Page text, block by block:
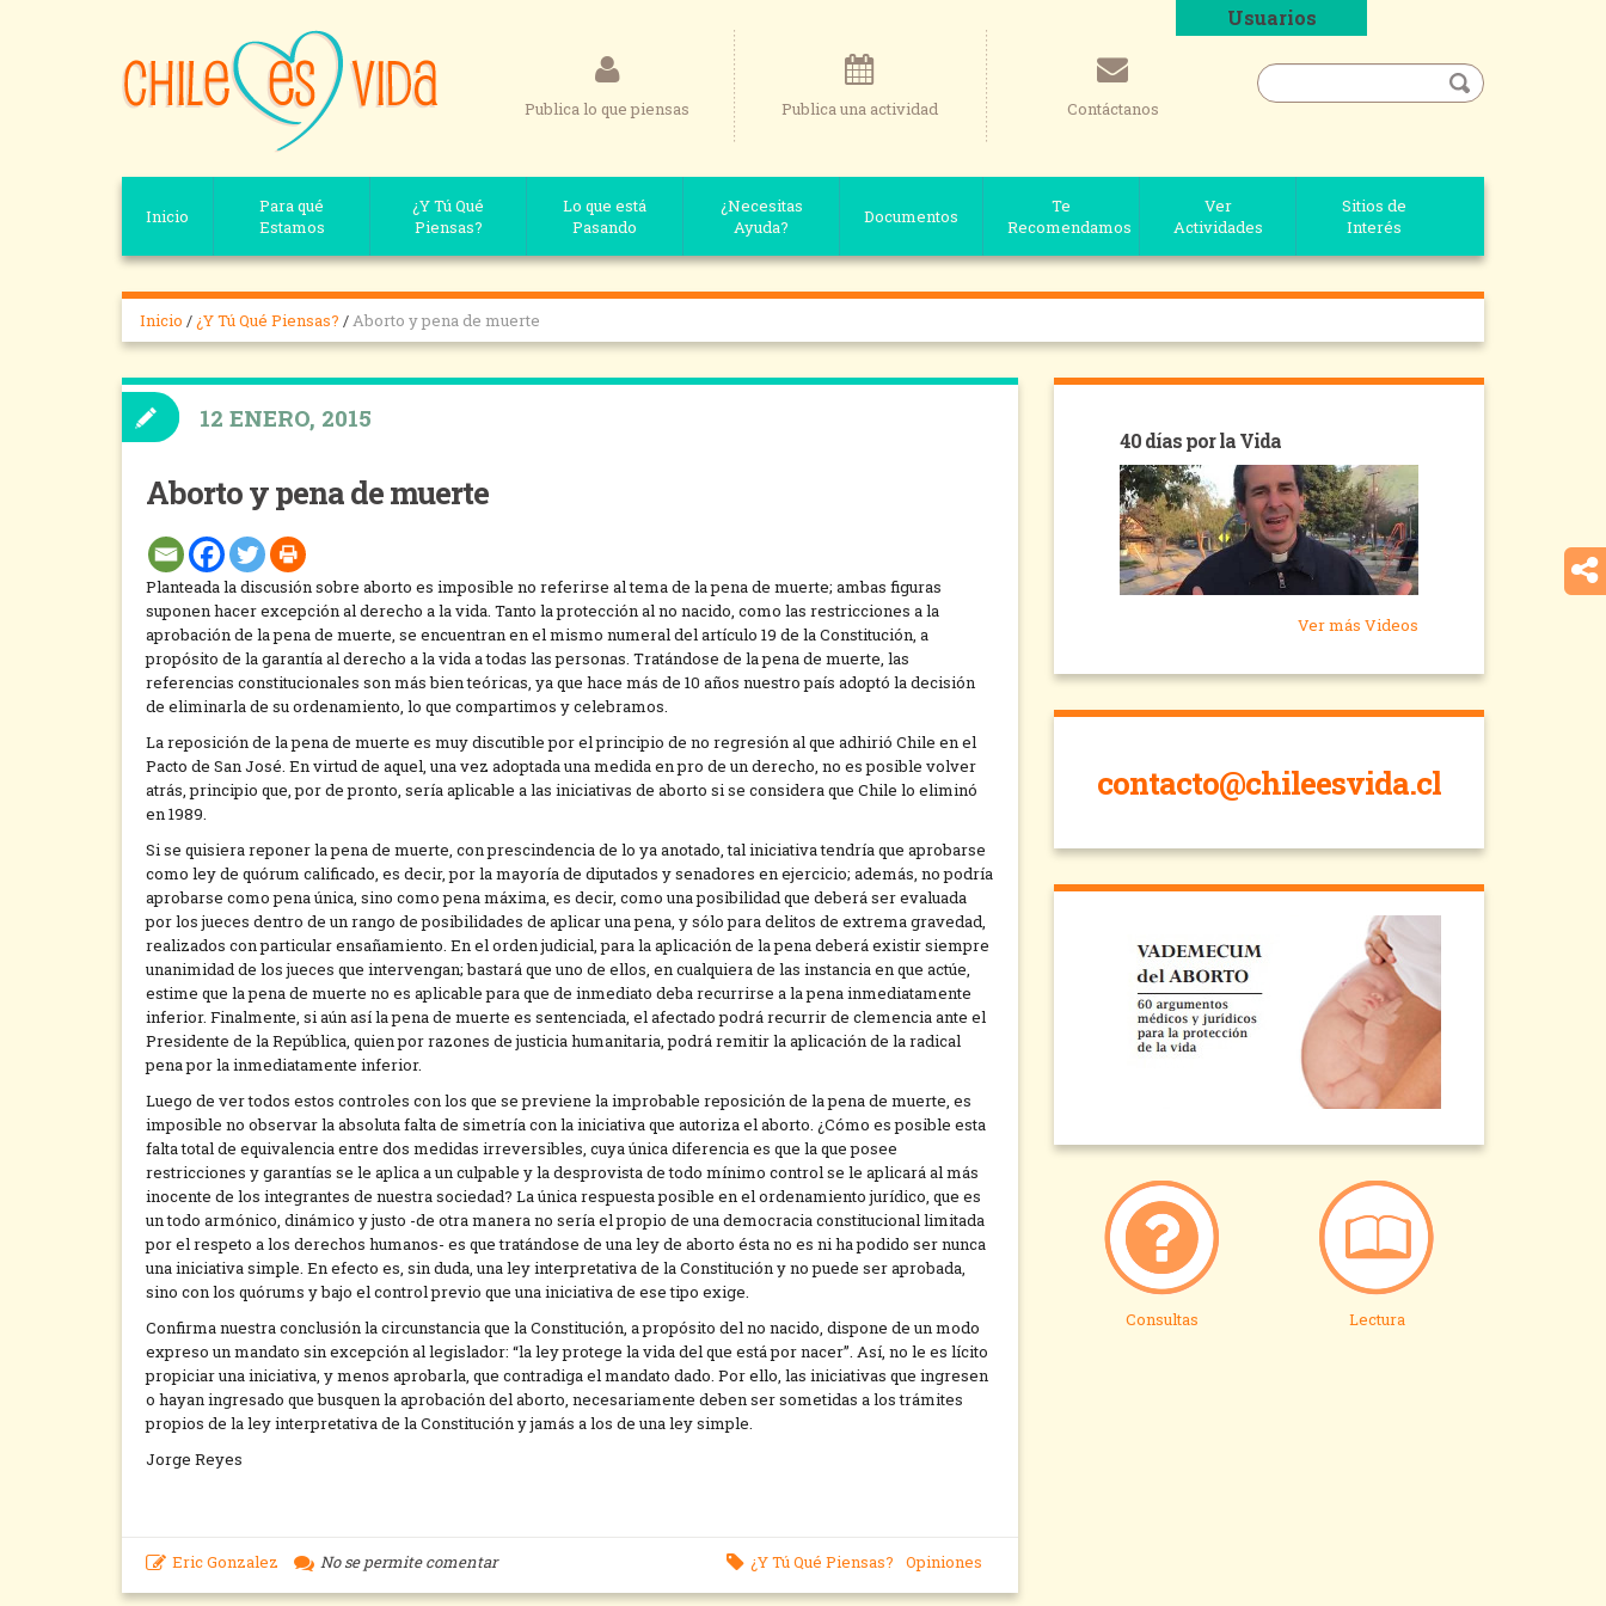
Publica lo que piensas Publica una actividad Contáctanos
Inicio
Para qué
Estamos
¿Y Tú Qué
Piensas?
Lo que está
Pasando
¿Necesitas
Ayuda?
Documentos
Te
Recomendamos
Ver
Actividades
Sitios de
Interés
Inicio / ¿Y Tú Qué Piensas? /Aborto y pena de muerte
Aborto y pena de muerte
Planteada la discusión sobre aborto es imposible no referirse al tema de la pena de muerte; ambas figuras
suponen hacer excepción al derecho a la vida. Tanto la protección al no nacido, como las restricciones a la
aprobación de la pena de muerte, se encuentran en el mismo numeral del artículo 19 de la Constitución, a
propósito de la garantía al derecho a la vida a todas las personas. Tratándose de la pena de muerte, las
referencias constitucionales son más bien teóricas, ya que hace más de 10 años nuestro país adoptó la decisión
de eliminarla de su ordenamiento, lo que compartimos y celebramos.
La reposición de la pena de muerte es muy discutible por el principio de no regresión al que adhirió Chile en el
Pacto de San José. En virtud de aquel, una vez adoptada una medida en pro de un derecho, no es posible volver
atrás, principio que, por de pronto, sería aplicable a las iniciativas de aborto si se considera que Chile lo eliminó
en 1989.
Si se quisiera reponer la pena de muerte, con prescindencia de lo ya anotado, tal iniciativa tendría que aprobarse
como ley de quórum calificado, es decir, por la mayoría de diputados y senadores en ejercicio; además, no podría
aprobarse como pena única, sino como pena máxima, es decir, como una posibilidad que deberá ser evaluada
por los jueces dentro de un rango de posibilidades de aplicar una pena, y sólo para delitos de extrema gravedad,
realizados con particular ensañamiento. En el orden judicial, para la aplicación de la pena deberá existir siempre
unanimidad de los jueces que intervengan; bastará que uno de ellos, en cualquiera de las instancia en que actúe,
estime que la pena de muerte no es aplicable para que de inmediato deba recurrirse a la pena inmediatamente
inferior. Finalmente, si aún así la pena de muerte es sentenciada, el afectado podrá recurrir de clemencia ante el
Presidente de la República, quien por razones de justicia humanitaria, podrá remitir la aplicación de la radical
pena por la inmediatamente inferior.
Luego de ver todos estos controles con los que se previene la improbable reposición de la pena de muerte, es
imposible no observar la absoluta falta de simetría con la iniciativa que autoriza el aborto. ¿Cómo es posible esta
falta total de equivalencia entre dos medidas irreversibles, cuya única diferencia es que la que posee
restricciones y garantías se le aplica a un culpable y la desprovista de todo mínimo control se le aplicará al más
inocente de los integrantes de nuestra sociedad? La única respuesta posible en el ordenamiento jurídico, que es
un todo armónico, dinámico y justo -de otra manera no sería el propio de una democracia constitucional limitada
por el respeto a los derechos humanos- es que tratándose de una ley de aborto ésta no es ni ha podido ser nunca
una iniciativa simple. En efecto es, sin duda, una ley interpretativa de la Constitución y no puede ser aprobada,
sino con los quórums y bajo el control previo que una iniciativa de ese tipo exige.
Confirma nuestra conclusión la circunstancia que la Constitución, a propósito del no nacido, dispone de un modo
expreso un mandato sin excepción al legislador: “la ley protege la vida del que está por nacer”. Así, no le es lícito
propiciar una iniciativa, y menos aprobarla, que contradiga el mandato dado. Por ello, las iniciativas que ingresen
o hayan ingresado que busquen la aprobación del aborto, necesariamente deben ser sometidas a los trámites
propios de la ley interpretativa de la Constitución y jamás a los de una ley simple.
Jorge Reyes
12 ENERO, 2015
¿Y Tú Qué Piensas? Opiniones
Eric Gonzalez No se permite comentar
40 días por la Vida
Ver más Videos
contacto@chileesvida.cl
Consultas Lectura
Usuarios